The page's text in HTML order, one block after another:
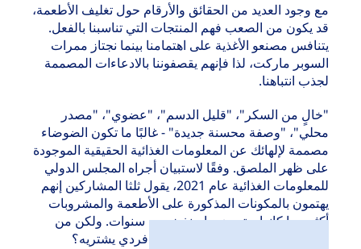
مع وجود العديد من الحقائق والأرقام حول تغليف الأطعمة،
قد يكون من الصعب فهم المنتجات التي تناسبنا بالفعل.
يتنافس مصنعو الأغذية على اهتمامنا بينما نجتاز ممرات
السوبر ماركت، لذا فإنهم يقصفوننا بالادعاءات المصممة
لجذب انتباهنا.
"خالٍ من السكر"، "قليل الدسم"، "عضوي"، "مصدر
محلي"، "وصفة محسنة جديدة" - غالبًا ما تكون الضوضاء
مصممة لإلهائك عن المعلومات الغذائية الحقيقية الموجودة
على ظهر الملصق. وفقًا لاستبيان أجراه المجلس الدولي
للمعلومات الغذائية عام 2021، يقول ثلثا المشاركين إنهم
يهتمون بالمكونات المذكورة على الأطعمة والمشروبات
أكثر مما كانوا يهتمون بها منذ خمس سنوات. ولكن من
لديه الوقت لدراسة كل منتج غذائي فردي يشتريه؟